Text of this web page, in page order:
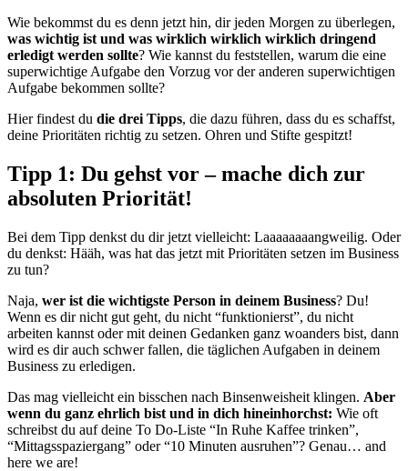
Wie bekommst du es denn jetzt hin, dir jeden Morgen zu überlegen,
was wichtig ist und was wirklich wirklich wirklich dringend
erledigt werden sollte? Wie kannst du feststellen, warum die eine
superwichtige Aufgabe den Vorzug vor der anderen superwichtigen
Aufgabe bekommen sollte?
Hier findest du die drei Tipps, die dazu führen, dass du es schaffst,
deine Prioritäten richtig zu setzen. Ohren und Stifte gespitzt!
Tipp 1: Du gehst vor – mache dich zur
absoluten Priorität!
Bei dem Tipp denkst du dir jetzt vielleicht: Laaaaaaaangweilig. Oder
du denkst: Hääh, was hat das jetzt mit Prioritäten setzen im Business
zu tun?
Naja, wer ist die wichtigste Person in deinem Business? Du!
Wenn es dir nicht gut geht, du nicht “funktionierst”, du nicht
arbeiten kannst oder mit deinen Gedanken ganz woanders bist, dann
wird es dir auch schwer fallen, die täglichen Aufgaben in deinem
Business zu erledigen.
Das mag vielleicht ein bisschen nach Binsenweisheit klingen. Aber
wenn du ganz ehrlich bist und in dich hineinhorchst: Wie oft
schreibst du auf deine To Do-Liste “In Ruhe Kaffee trinken”,
“Mittagsspaziergang” oder “10 Minuten ausruhen”? Genau… and
here we are!